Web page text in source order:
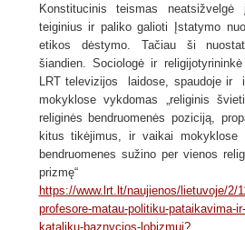
Konstitucinis teismas
teiginius ir paliko galioti Įstatymo
etikos dėstymo. Tačiau ši
šiandien. Sociologė ir
LRT televizijos laidose, spaudoje ir
mokyklose vykdomas „religinis
religinės bendruomenės poziciją,
kitus tikėjimus, ir vaikai mokyklose
bendruomenes sužino per vienos
https://www.lrt.lt/naujienos/lietuvoje/2/
profesore-matau-politiku-pataikavima-
kataliku-baznycios-lobizmui?